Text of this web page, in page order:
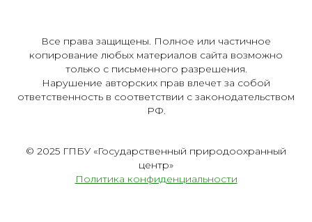
Все права защищены. Полное или частичное
копирование любых материалов сайта возможно
только с письменного разрешения.
Нарушение авторских прав влечет за собой
ответственность в соответствии с законодательством
РФ.
© 2025 ГПБУ «Государственный природоохранный
центр»
Политика конфиденциальности